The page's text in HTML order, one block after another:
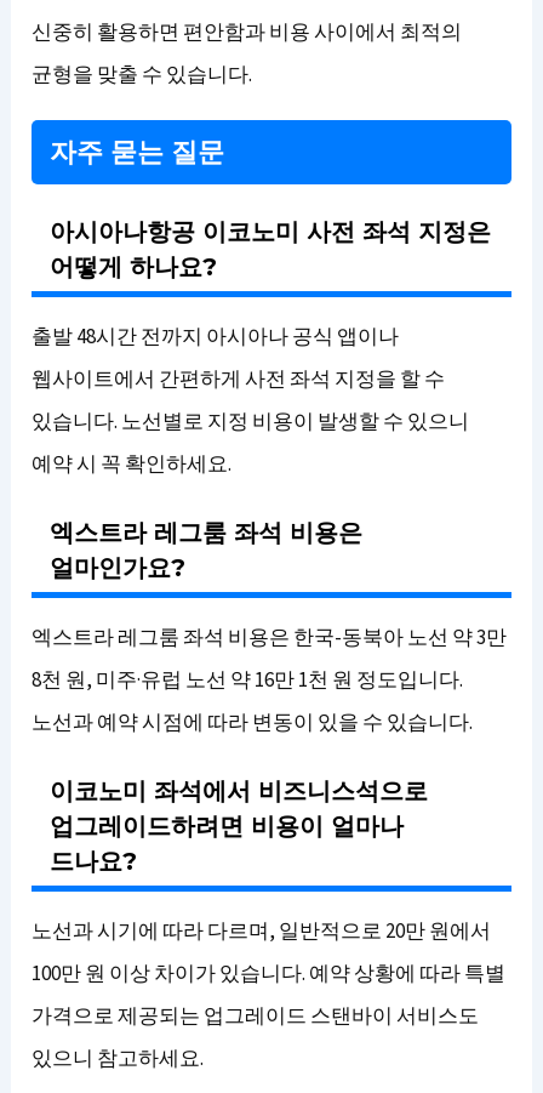
신중히 활용하면 편안함과 비용 사이에서 최적의
균형을 맞출 수 있습니다.
자주 묻는 질문
아시아나항공 이코노미 사전 좌석 지정은
어떻게 하나요?
출발 48시간 전까지 아시아나 공식 앱이나
웹사이트에서 간편하게 사전 좌석 지정을 할 수
있습니다. 노선별로 지정 비용이 발생할 수 있으니
예약 시 꼭 확인하세요.
엑스트라 레그룸 좌석 비용은
얼마인가요?
엑스트라 레그룸 좌석 비용은 한국-동북아 노선 약 3만
8천 원, 미주·유럽 노선 약 16만 1천 원 정도입니다.
노선과 예약 시점에 따라 변동이 있을 수 있습니다.
이코노미 좌석에서 비즈니스석으로
업그레이드하려면 비용이 얼마나
드나요?
노선과 시기에 따라 다르며, 일반적으로 20만 원에서
100만 원 이상 차이가 있습니다. 예약 상황에 따라 특별
가격으로 제공되는 업그레이드 스탠바이 서비스도
있으니 참고하세요.